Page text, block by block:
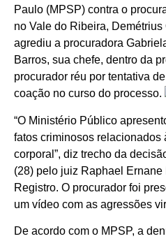
Paulo (MPSP) contra o
no Vale do Ribeira,
agrediu a procuradora
Barros, sua chefe, dentro da
procurador réu por tentativa
coação no curso do processo.
“O Ministério Público
fatos criminosos relacionados
corporal”, diz trecho da
(28) pelo juiz Raphael Ernane
Registro. O procurador foi
um vídeo com as agressões
De acordo com o MPSP, a